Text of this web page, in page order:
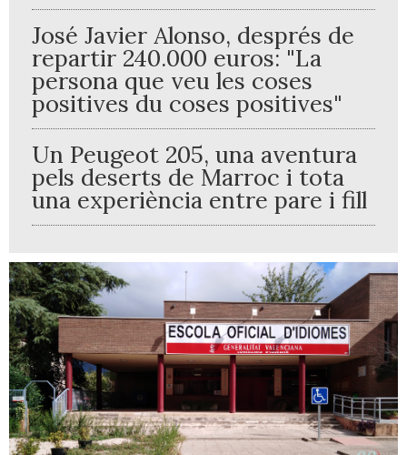
José Javier Alonso, després de
repartir 240.000 euros: "La
persona que veu les coses
positives du coses positives"
Un Peugeot 205, una aventura
pels deserts de Marroc i tota
una experiència entre pare i fill